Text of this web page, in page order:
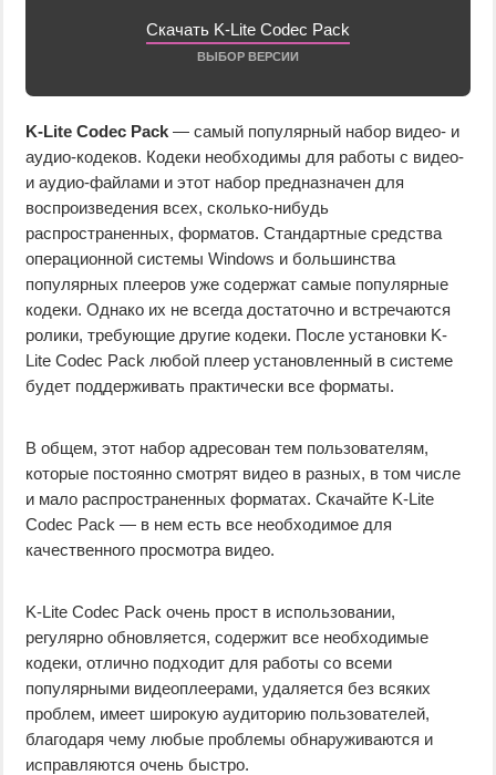
Скачать K-Lite Codec Pack
ВЫБОР ВЕРСИИ
K-Lite Codec Pack — самый популярный набор видео- и
аудио-кодеков. Кодеки необходимы для работы с видео-
и аудио-файлами и этот набор предназначен для
воспроизведения всех, сколько-нибудь
распространенных, форматов. Стандартные средства
операционной системы Windows и большинства
популярных плееров уже содержат самые популярные
кодеки. Однако их не всегда достаточно и встречаются
ролики, требующие другие кодеки. После установки K-
Lite Codec Pack любой плеер установленный в системе
будет поддерживать практически все форматы.
В общем, этот набор адресован тем пользователям,
которые постоянно смотрят видео в разных, в том числе
и мало распространенных форматах. Скачайте K-Lite
Codec Pack — в нем есть все необходимое для
качественного просмотра видео.
K-Lite Codec Pack очень прост в использовании,
регулярно обновляется, содержит все необходимые
кодеки, отлично подходит для работы со всеми
популярными видеоплеерами, удаляется без всяких
проблем, имеет широкую аудиторию пользователей,
благодаря чему любые проблемы обнаруживаются и
исправляются очень быстро.